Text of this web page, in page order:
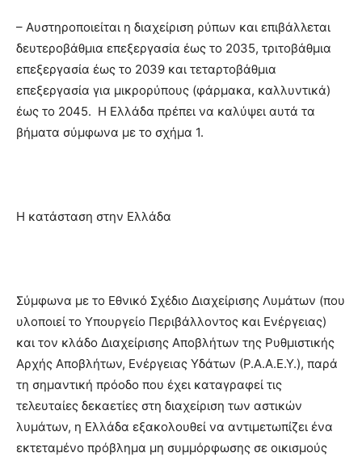
– Αυστηροποιείται η διαχείριση ρύπων και επιβάλλεται
δευτεροβάθμια επεξεργασία έως το 2035, τριτοβάθμια
επεξεργασία έως το 2039 και τεταρτοβάθμια
επεξεργασία για μικρορύπους (φάρμακα, καλλυντικά)
έως το 2045. Η Ελλάδα πρέπει να καλύψει αυτά τα
βήματα σύμφωνα με το σχήμα 1.
Η κατάσταση στην Ελλάδα
Σύμφωνα με το Εθνικό Σχέδιο Διαχείρισης Λυμάτων (που
υλοποιεί το Υπουργείο Περιβάλλοντος και Ενέργειας)
και τον κλάδο Διαχείρισης Αποβλήτων της Ρυθμιστικής
Αρχής Αποβλήτων, Ενέργειας Υδάτων (Ρ.Α.Α.Ε.Υ.), παρά
τη σημαντική πρόοδο που έχει καταγραφεί τις
τελευταίες δεκαετίες στη διαχείριση των αστικών
λυμάτων, η Ελλάδα εξακολουθεί να αντιμετωπίζει ένα
εκτεταμένο πρόβλημα μη συμμόρφωσης σε οικισμούς